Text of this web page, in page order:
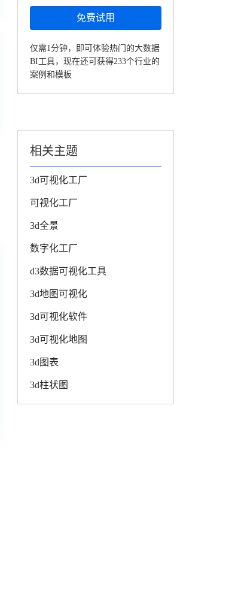
免费试用
仅需1分钟，即可体验热门的大数据
BI工具，现在还可获得233个行业的
案例和模板
相关主题
3d可视化工厂
可视化工厂
3d全景
数字化工厂
d3数据可视化工具
3d地图可视化
3d可视化软件
3d可视化地图
3d图表
3d柱状图